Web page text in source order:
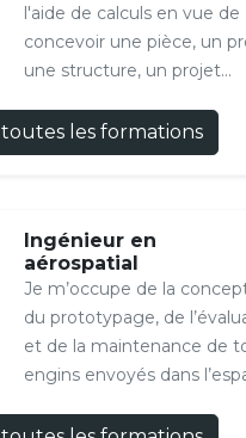
l'aide de calculs en vue de
concevoir une pièce, un
une structure, un projet...
toutes les formations
Ingénieur en
aérospatial
Je m’occupe de la
du prototypage, de
et de la maintenance de
engins envoyés dans